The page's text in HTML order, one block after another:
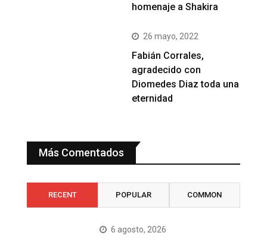
homenaje a Shakira
26 mayo, 2022
Fabián Corrales,
agradecido con
Diomedes Diaz toda una
eternidad
Más Comentados
RECENT POPULAR COMMON
6 agosto, 2026